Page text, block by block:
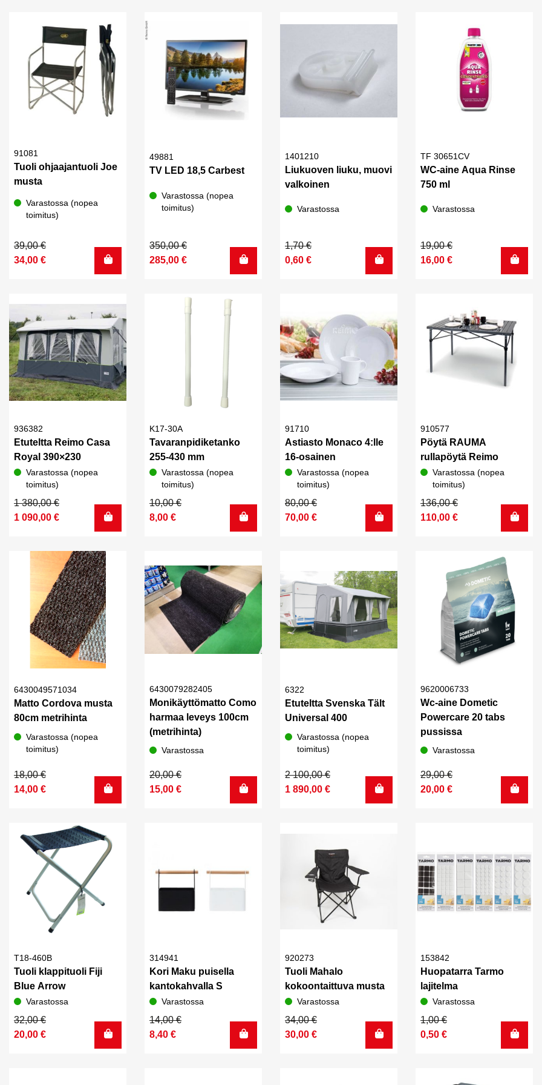
91081
Tuoli ohjaajantuoli Joe
musta
Varastossa (nopea
toimitus)
39,00€
Alkuperäinen
hinta
34,00 €
Nykyinen
hinta
49881
TV LED 18,5 Carbest
Varastossa (nopea
toimitus)
350,00€
Alkuperäinen
hinta
285,00 €
Nykyinen
hinta
1401210
Liukuoven liuku, muovi
valkoinen
Varastossa
1,70€
Alkuperäinen
hinta
0,60 €
Nykyinen
hinta
TF 30651CV
WC-aine Aqua Rinse
750 ml
Varastossa
19,00€
Alkuperäinen
hinta
16,00 €
Nykyinen
hinta
936382
Etuteltta Reimo Casa
Royal 390×230
Varastossa (nopea
toimitus)
1 380,00€
Alkuperäinen
hinta
380,00 €.
1 090,00 €
Nykyinen
hinta
090,00 €.
K17-30A
Tavaranpidiketanko
255-430 mm
Varastossa (nopea
toimitus)
10,00€
Alkuperäinen
hinta
8,00 €
Nykyinen
hinta
91710
Astiasto Monaco 4:lle
16-osainen
Varastossa (nopea
toimitus)
80,00€
Alkuperäinen
hinta
70,00 €
Nykyinen
hinta
910577
Pöytä RAUMA
rullapöytä Reimo
Varastossa (nopea
toimitus)
136,00€
Alkuperäinen
hinta
110,00 €
Nykyinen
hinta
6430049571034
Matto Cordova musta
80cm metrihinta
Varastossa (nopea
toimitus)
18,00€
Alkuperäinen
hinta
14,00 €
Nykyinen
hinta
6430079282405
Monikäyttömatto Como
harmaa leveys 100cm
(metrihinta)
Varastossa
20,00€
Alkuperäinen
hinta
15,00 €
Nykyinen
hinta
6322
Etuteltta Svenska Tält
Universal 400
Varastossa (nopea
toimitus)
2 100,00€
Alkuperäinen
hinta
1 890,00 €
Nykyinen
hinta
9620006733
Wc-aine Dometic
Powercare 20 tabs
pussissa
Varastossa
29,00€
Alkuperäinen
hinta
20,00 €
Nykyinen
hinta
T18-460B
Tuoli klappituoli Fiji
Blue Arrow
Varastossa
32,00€
Alkuperäinen
hinta
20,00 €
Nykyinen
hinta
314941
Kori Maku puisella
kantokahvalla S
Varastossa
14,00€
Alkuperäinen
hinta
8,40 €
Nykyinen
hinta
920273
Tuoli Mahalo
kokoontaittuva musta
Varastossa
34,00€
Alkuperäinen
hinta
30,00 €
Nykyinen
hinta
153842
Huopatarra Tarmo
lajitelma
Varastossa
1,00€
Alkuperäinen
hinta
0,50 €
Nykyinen
hinta